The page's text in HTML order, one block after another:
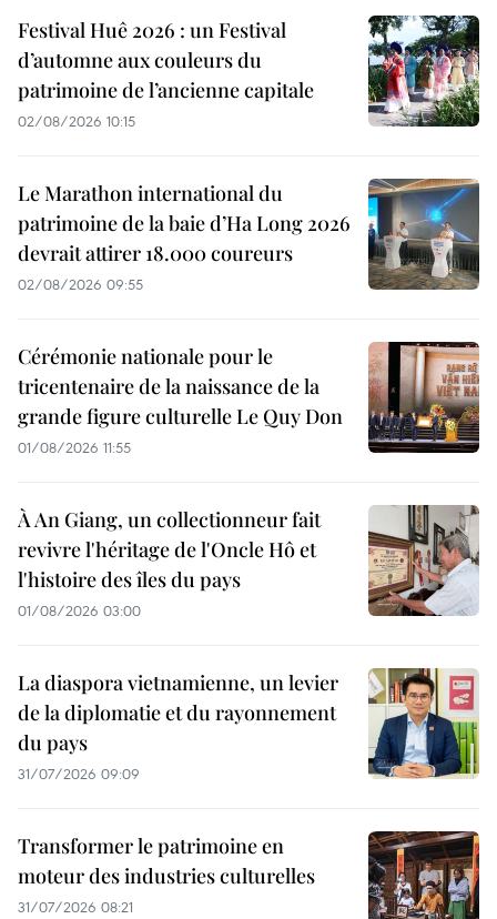
Festival Huê 2026 : un Festival
d’automne aux couleurs du
patrimoine de l’ancienne capitale
02/08/2026 10:15
Le Marathon international du
patrimoine de la baie d’Ha Long 2026
devrait attirer 18.000 coureurs
02/08/2026 09:55
Cérémonie nationale pour le
tricentenaire de la naissance de la
grande figure culturelle Le Quy Don
01/08/2026 11:55
À An Giang, un collectionneur fait
revivre l'héritage de l'Oncle Hô et
l'histoire des îles du pays
01/08/2026 03:00
La diaspora vietnamienne, un levier
de la diplomatie et du rayonnement
du pays
31/07/2026 09:09
Transformer le patrimoine en
moteur des industries culturelles
31/07/2026 08:21